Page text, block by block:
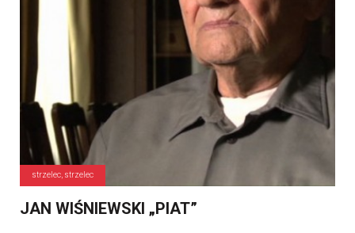
strzelec, strzelec
JAN WIŚNIEWSKI „PIAT”